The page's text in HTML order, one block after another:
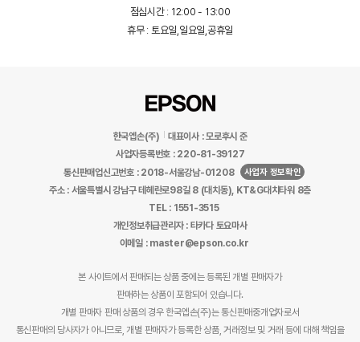
점심시간 : 12:00 - 13:00
휴무 : 토요일,일요일,공휴일
한국엡손(주)
대표이사 : 모로후시 준
사업자등록번호 : 220-81-39127
통신판매업신고번호 : 2018-서울강남-01208
사업자 정보확인
주소 : 서울특별시 강남구 테헤란로98길 8 (대치동), KT&G대치타워 8층
TEL : 1551-3515
개인정보취급관리자 : 타카다 토요마사
이메일 : master@epson.co.kr
본 사이트에서 판매되는 상품 중에는 등록된 개별 판매자가
판매하는 상품이 포함되어 있습니다.
개별 판매자 판매 상품의 경우 한국엡손(주)는 통신판매중개업자로서
통신판매의 당사자가 아니므로, 개별 판매자가 등록한 상품, 거래정보 및 거래 등에 대해 책임을